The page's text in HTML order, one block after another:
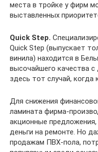
места в тройке у фирм
выставленных
Quick Step.
Quick Step (выпускает
винила) находится в
высочайшего качества
здесь тот случай, когда
Для снижения
ламината фирма-
акционные
деньги на ремонте. Но
продажам ПВХ-пола,